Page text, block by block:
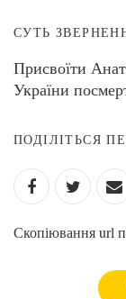
СУТЬ
Присвоїти
України
ПОДІЛІТЬСЯ
Скопіювання url